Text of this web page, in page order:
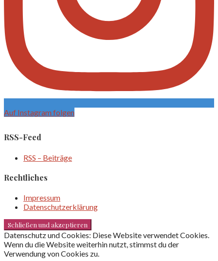
Auf Instagram folgen
RSS-Feed
RSS – Beiträge
Rechtliches
Impressum
Datenschutzerklärung
Datenschutz und Cookies: Diese Website verwendet Cookies.
Wenn du die Website weiterhin nutzt, stimmst du der
Verwendung von Cookies zu.